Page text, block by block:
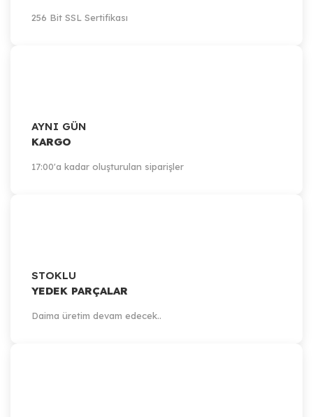
256 Bit SSL Sertifikası
AYNI GÜN
KARGO
17:00'a kadar oluşturulan siparişler
STOKLU
YEDEK PARÇALAR
Daima üretim devam edecek..